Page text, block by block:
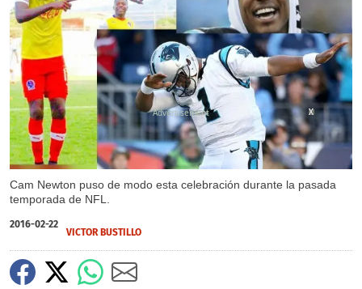
Cam Newton puso de modo esta celebración durante la pasada
temporada de NFL.
X
X
2016-02-22
VICTOR BUSTILLO